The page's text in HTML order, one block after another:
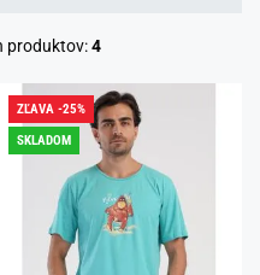
produktov:4
ZĽAVA -25%
SKLADOM